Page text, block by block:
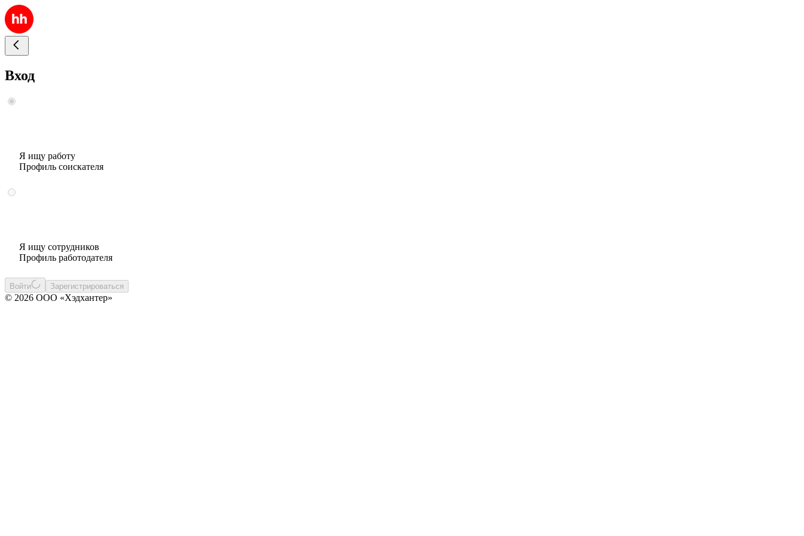
Вход
Я ищу работу
Профиль соискателя
Я ищу сотрудников
Профиль работодателя
Войти Зарегистрироваться
© 2026 ООО «Хэдхантер»